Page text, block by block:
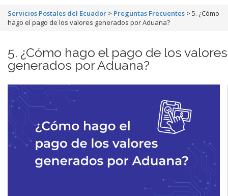
Servicios Postales del Ecuador > Preguntas Frecuentes > 5. ¿Cómo
hago el pago de los valores generados por Aduana?
5. ¿Cómo hago el pago de los valores
generados por Aduana?